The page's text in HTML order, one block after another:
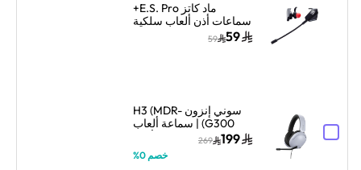
ماد كاتز E.S. Pro+
سماعات أذن ألعاب سلكية
مع ميكروفون مزدوج –
59
59
سوني إنزون H3 (MDR-
G300) | سماعة ألعاب
سلكية فوق الأذن |
ميكروفون كتم قابل للطي
| أبيض
199
269
خصم 0%